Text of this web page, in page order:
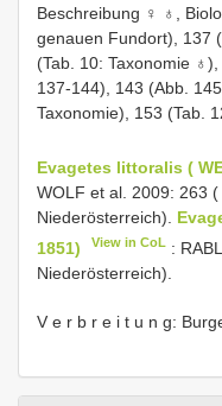
Beschreibung ♀ ♁,
genauen Fundort), 137
(Tab. 10: Taxonomie
137-144), 143 (Abb.
Taxonomie), 153 (Tab.
Evagetes littoralis (
WOLF et al. 2009: 263 (
Niederösterreich).
1851)
View in CoL :
Niederösterreich).
V e r b r e i t u n g: